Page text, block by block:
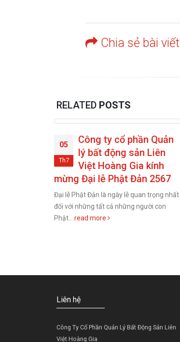
Chia sẻ bài viết
RELATED POSTS
05
Th7
Công ty cổ phần Quản
lý bất động sản Liên
Việt Hoàng Gia kính
mừng Đại lễ Phật Đản 2567
Đại lễ Phật Đản là ngày lễ quan trọng nhất
đối với những tất cả những người con
Phật... read more
Liên hệ
Công Ty Cổ Phần Quản Lý Bất Động Sản Liên
Việt Hoàng Gia